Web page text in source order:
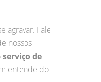
agravar. Fale
nossos
serviço de
entende do